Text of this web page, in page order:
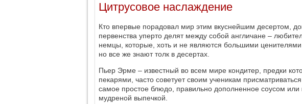
Цитрусовое наслаждение
Кто впервые порадовал мир этим вкуснейшим десертом,
первенства уперто делят между собой англичане –
немцы, которые, хоть и не являются большими ценителями
но все же знают толк в десертах.
Пьер Эрме – известный во всем мире кондитер, предки
пекарями, часто советует своим ученикам
самое простое блюдо, правильно дополненное соусом
мудреной выпечкой.